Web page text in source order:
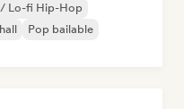
Lo-fi Hip-Hop
Pop bailable